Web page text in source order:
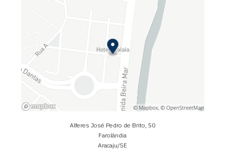
Alferes José Pedro de Brito, 50
Farolândia
Aracaju/SE